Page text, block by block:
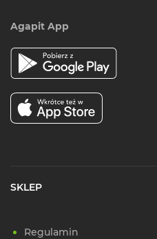
Agapit App
SKLEP
Regulamin